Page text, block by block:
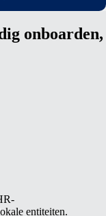
onboarden,
entiteiten.